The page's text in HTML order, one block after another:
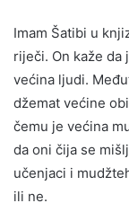
Imam Šatibi u
riječi. On kaže da
većina ljudi.
džemat većine
čemu je većina
da oni čija se
učenjaci i
ili ne.